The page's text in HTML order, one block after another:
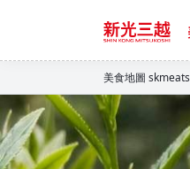
美食地圖 skmeats